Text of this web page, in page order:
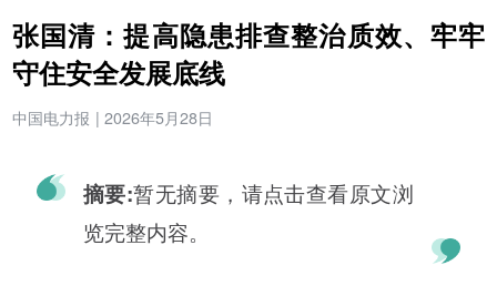
张国清：提高隐患排查整治质效、牢牢
守住安全发展底线
中国电力报 | 2026年5月28日
摘要:暂无摘要，请点击查看原文浏
览完整内容。